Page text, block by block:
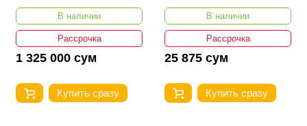
В наличии
Рассрочка
1 325 000 сум
Купить сразу
В наличии
Рассрочка
25 875 сум
Купить сразу